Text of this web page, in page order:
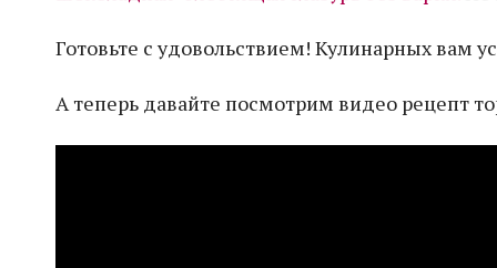
Готовьте с удовольствием! Кулинарных вам
А теперь давайте посмотрим видео рецепт